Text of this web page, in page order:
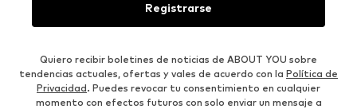
Registrarse
Quiero recibir boletines de noticias de ABOUT YOU sobre
tendencias actuales, ofertas y vales de acuerdo con la Política de
Privacidad. Puedes revocar tu consentimiento en cualquier
momento con efectos futuros con solo enviar un mensaje a